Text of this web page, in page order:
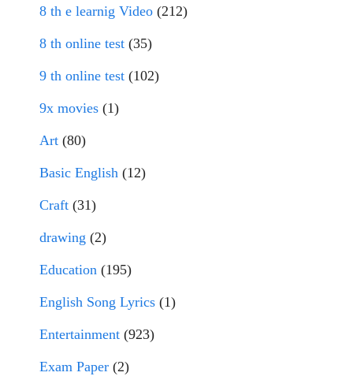
8 th e learnig Video (212)
8 th online test (35)
9 th online test (102)
9x movies (1)
Art (80)
Basic English (12)
Craft (31)
drawing (2)
Education (195)
English Song Lyrics (1)
Entertainment (923)
Exam Paper (2)